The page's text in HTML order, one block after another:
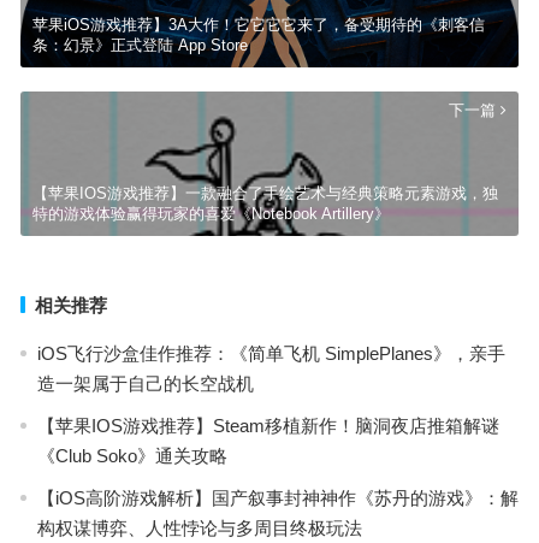
苹果iOS游戏推荐】3A大作！它它它它来了，备受期待的《刺客信
条：幻景》正式登陆 App Store
下一篇
【苹果IOS游戏推荐】一款融合了手绘艺术与经典策略元素游戏，独
特的游戏体验赢得玩家的喜爱《Notebook Artillery》
相关推荐
iOS飞行沙盒佳作推荐：《简单飞机 SimplePlanes》，亲手
造一架属于自己的长空战机
【苹果IOS游戏推荐】Steam移植新作！脑洞夜店推箱解谜
《Club Soko》通关攻略
【iOS高阶游戏解析】国产叙事封神神作《苏丹的游戏》：解
构权谋博弈、人性悖论与多周目终极玩法